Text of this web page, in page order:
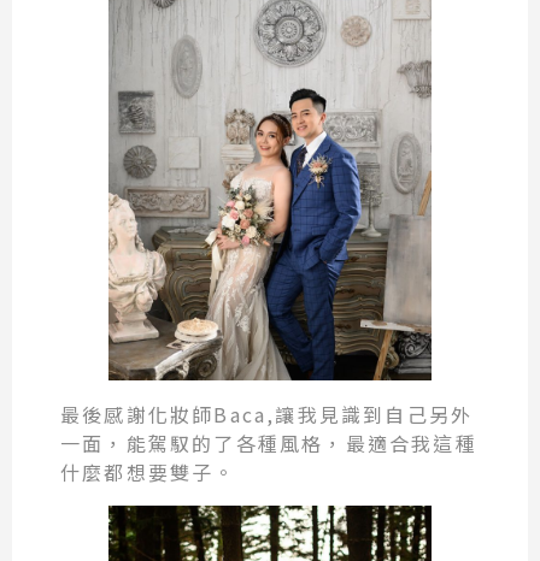
最後感謝化妝師Baca,讓我見識到自己另外
一面，能駕馭的了各種風格，最適合我這種
什麼都想要雙子。